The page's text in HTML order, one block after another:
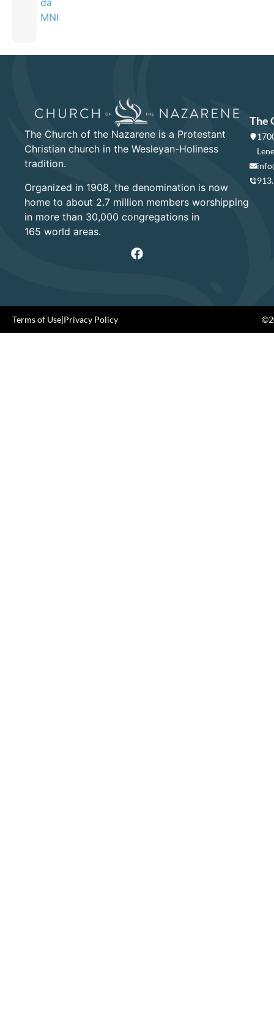
da
MNI
The Church of the Nazarene is a Protestant
Christian church in the Wesleyan-Holiness
tradition.
Organized in 1908, the denomination is now
home to about 2.7 million members worshipping
in more than 30,000 congregations in
165 world areas.
The
Terms of Use|Privacy Policy